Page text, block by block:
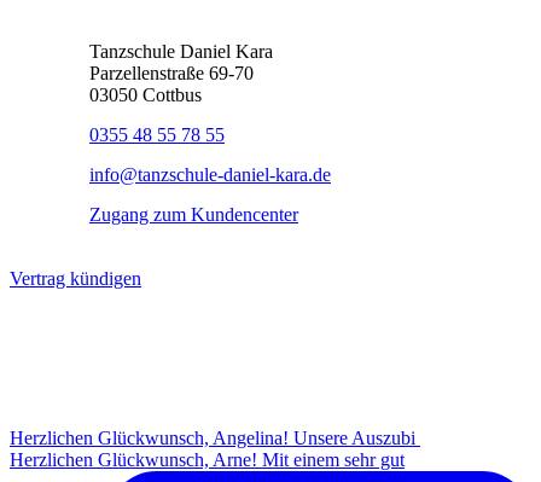
Tanzschule Daniel Kara
Parzellenstraße 69-70
03050 Cottbus
0355 48 55 78 55
info@tanzschule-daniel-kara.de
Zugang zum Kundencenter
Vertrag kündigen
Herzlichen Glückwunsch, Angelina! Unsere Auszubi
Herzlichen Glückwunsch, Arne! Mit einem sehr gut